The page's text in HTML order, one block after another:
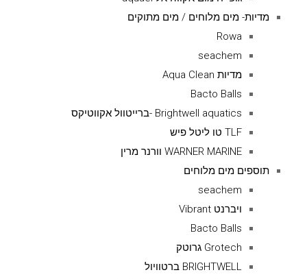
מדיות- מים מלוחים / מים מתוקים
Rowa
seachem
מדיות Aqua Clean
Bacto Balls
Brightwell aquatics -ברייטוול אקווטיקס
TLF טו ליטל פיש
WARNER MARINE וורנר מרין
תוספים מים מלוחים
seachem
ויברנט Vibrant
Bacto Balls
Grotech גרוטק
BRIGHTWELL ברטוויול